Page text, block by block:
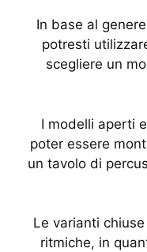
In base al
potresti
scegliere un
I modelli aperti
poter essere
un tavolo di
Le varianti
ritmiche, in